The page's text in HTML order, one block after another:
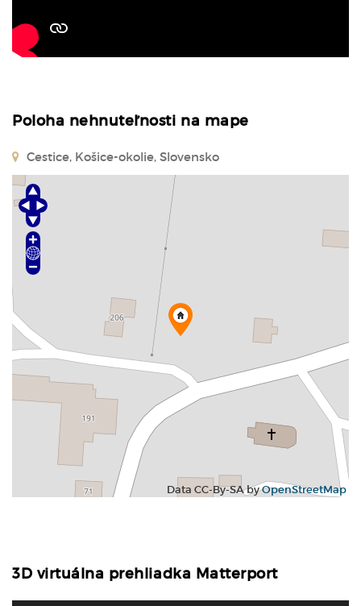
Poloha nehnuteľnosti na mape
Cestice, Košice-okolie, Slovensko
Data CC-By-SA byOpenStreetMap
3D virtuálna prehliadka Matterport